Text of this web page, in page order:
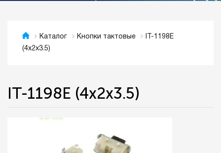
Каталог Кнопки тактовые
IT-1198E
(4x2x3.5)
IT-1198E (4x2x3.5)